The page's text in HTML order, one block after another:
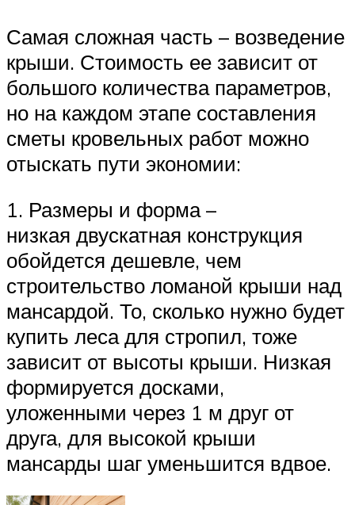
Самая сложная часть – возведение
крыши. Стоимость ее зависит от
большого количества параметров,
но на каждом этапе составления
сметы кровельных работ можно
отыскать пути экономии:
1. Размеры и форма –
низкая двускатная конструкция
обойдется дешевле, чем
строительство ломаной крыши над
мансардой. То, сколько нужно будет
купить леса для стропил, тоже
зависит от высоты крыши. Низкая
формируется досками,
уложенными через 1 м друг от
друга, для высокой крыши
мансарды шаг уменьшится вдвое.